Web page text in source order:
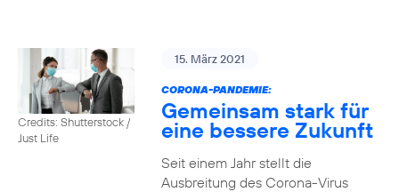
Credits: Shutterstock /
Just Life
15. März 2021
CORONA-PANDEMIE:
Gemeinsam stark für
eine bessere Zukunft
Seit einem Jahr stellt die
Ausbreitung des Corona-Virus